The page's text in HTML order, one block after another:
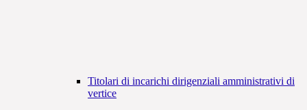
Titolari di incarichi dirigenziali amministrativi di
vertice